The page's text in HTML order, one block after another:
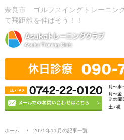
奈良市 ゴルフスイングトレーニン
て飛距離を伸ばそう！！
ホーム 2025年11月の記事一覧